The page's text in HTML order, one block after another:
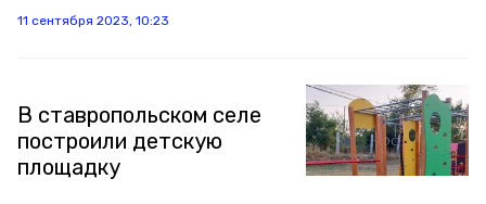
11 сентября 2023, 10:23
В ставропольском селе
построили детскую
площадку